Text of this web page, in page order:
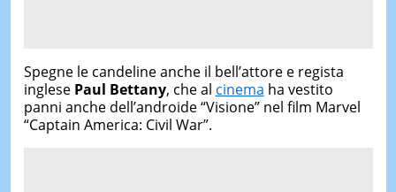
Spegne le candeline anche il bell’attore e regista
inglese Paul Bettany, che al cinema ha vestito
panni anche dell’androide “Visione” nel film Marvel
“Captain America: Civil War”.